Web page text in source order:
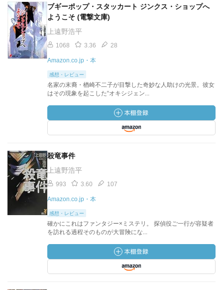
ブギーポップ・スタッカート ジンクス・ショップへ
ようこそ (電撃文庫)
上遠野浩平
1068 3.36 28
Amazon.co.jp・本
感想・レビュー
名家の末裔・楢崎不二子が目撃した奇妙な人助けの光景。彼女
はその現象を起こした“オキシジェン...
殺竜事件
上遠野浩平
993 3.60 107
Amazon.co.jp・本
感想・レビュー
確かにこれはファンタジー×ミステリ。 探偵役ご一行が容疑者
を訪れる過程そのものが大冒険にな...